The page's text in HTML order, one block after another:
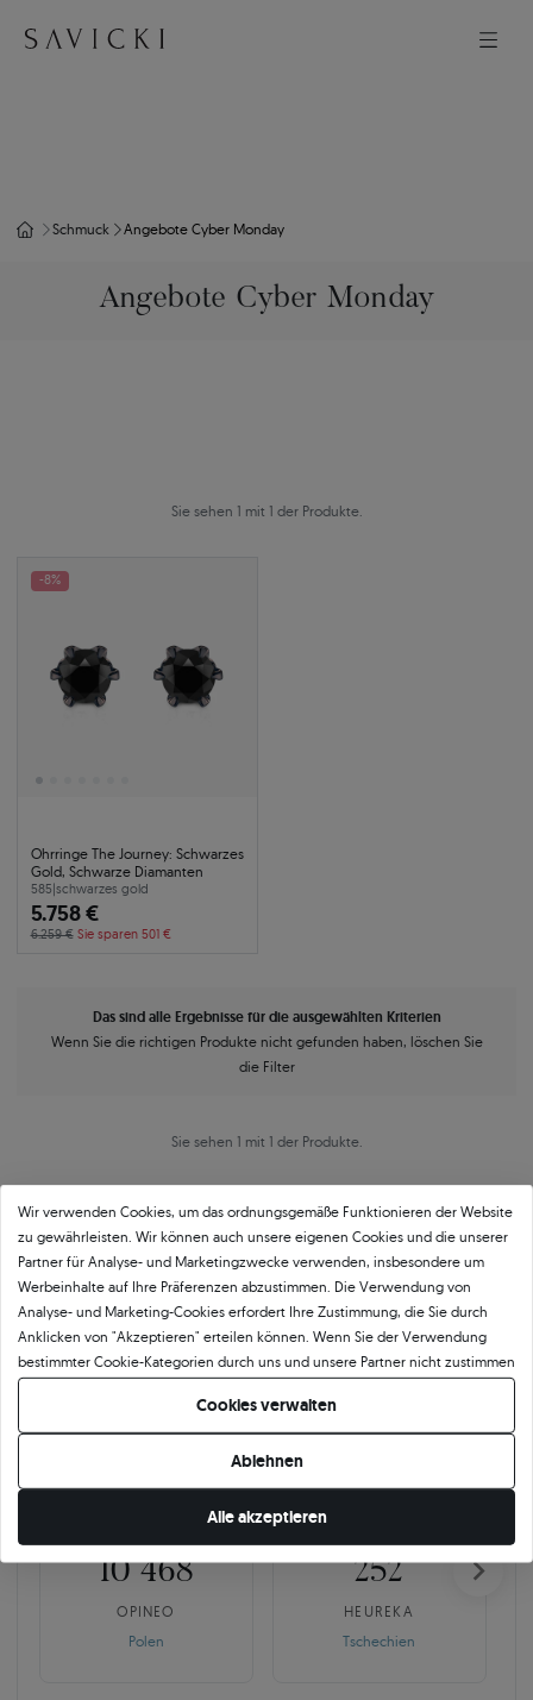
Schmuck Angebote Cyber Monday
Angebote Cyber Monday
Sie sehen 1 mit 1 der Produkte.
-8%
Ohrringe The Journey: Schwarzes
Gold, Schwarze Diamanten
585|schwarzes gold
5.758 €
6.259 € Sie sparen 501 €
Das sind alle Ergebnisse für die ausgewählten Kriterien
Wenn Sie die richtigen Produkte nicht gefunden haben, löschen Sie
die Filter
Sie sehen 1 mit 1 der Produkte.
Über 11 4845★-Bewertungen in ganz
Europa
GEPRÜFTE BEWERTUNGEN UNSERER KUNDEN
10 468
OPINEO
Polen
252
HEUREKA
Tschechien
Wir verwenden Cookies, um das ordnungsgemäße Funktionieren der Website
zu gewährleisten. Wir können auch unsere eigenen Cookies und die unserer
Partner für Analyse- und Marketingzwecke verwenden, insbesondere um
Werbeinhalte auf Ihre Präferenzen abzustimmen. Die Verwendung von
Analyse- und Marketing-Cookies erfordert Ihre Zustimmung, die Sie durch
Anklicken von "Akzeptieren" erteilen können. Wenn Sie der Verwendung
bestimmter Cookie-Kategorien durch uns und unsere Partner nicht zustimmen
möchten, klicken Sie auf "Lassen Sie mich wählen" und bestimmen Sie Ihre
Präferenzen. Sie können Ihre Zustimmung jederzeit widerrufen, indem Sie
Ihre Cookie-Einstellungen ändern.
Cookies verwalten
Ablehnen
Alle akzeptieren